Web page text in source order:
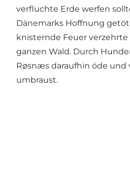
verfluchte Erde werfen
Dänemarks Hoffnung
knisternde Feuer verzehrte
ganzen Wald. Durch
Røsnæs daraufhin öde und
umbraust.